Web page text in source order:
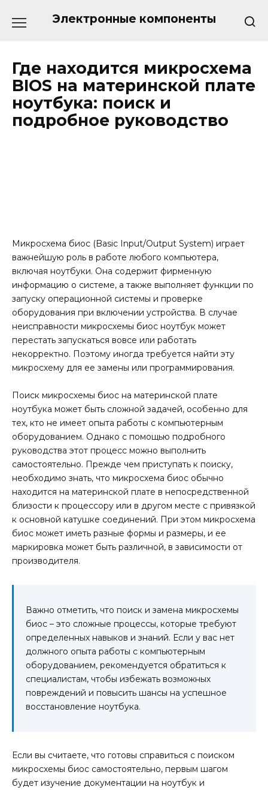
содержанию
Электронные компоненты
Где находится микросхема
BIOS на материнской плате
ноутбука: поиск и
подробное руководство
Микросхема биос (Basic Input/Output System) играет
важнейшую роль в работе любого компьютера,
включая ноутбуки. Она содержит фирменную
информацию о системе, а также выполняет функции по
запуску операционной системы и проверке
оборудования при включении устройства. В случае
неисправности микросхемы биос ноутбук может
перестать запускаться вовсе или работать
некорректно. Поэтому иногда требуется найти эту
микросхему для ее замены или программирования.
Поиск микросхемы биос на материнской плате
ноутбука может быть сложной задачей, особенно для
тех, кто не имеет опыта работы с компьютерным
оборудованием. Однако с помощью подробного
руководства этот процесс можно выполнить
самостоятельно. Прежде чем приступать к поиску,
необходимо знать, что микросхема биос обычно
находится на материнской плате в непосредственной
близости к процессору или в другом месте с привязкой
к основной катушке соединений. При этом микросхема
биос может иметь разные формы и размеры, и ее
маркировка может быть различной, в зависимости от
производителя.
Важно отметить, что поиск и замена микросхемы
биос – это сложные процессы, которые требуют
определенных навыков и знаний. Если у вас нет
должного опыта работы с компьютерным
оборудованием, рекомендуется обратиться к
специалистам, чтобы избежать возможных
повреждений и повысить шансы на успешное
восстановление ноутбука.
Если вы считаете, что готовы справиться с поиском
микросхемы биос самостоятельно, первым шагом
будет изучение документации на ноутбук и